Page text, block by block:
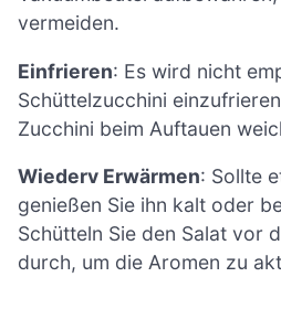
vermeiden.
Einfrieren: Es wird nicht
Schüttelzucchini
Zucchini beim Auftauen
Wiederv Erwärmen: Sollte
genießen Sie ihn kalt oder
Schütteln Sie den Salat vor
durch, um die Aromen zu